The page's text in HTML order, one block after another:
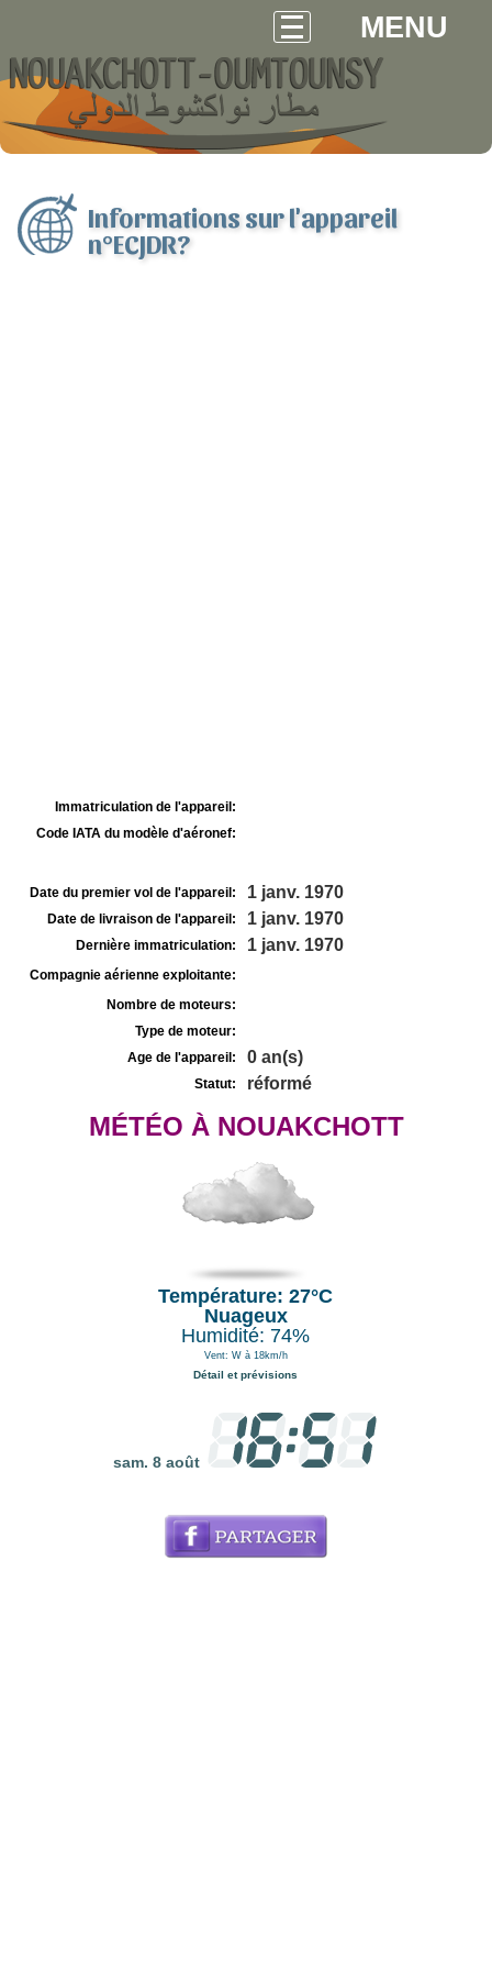
MENU
Informations sur l'appareil
n°ECJDR?
Immatriculation de l'appareil:
Code IATA du modèle d'aéronef:
Date du premier vol de l'appareil: 1 janv. 1970
Date de livraison de l'appareil: 1 janv. 1970
Dernière immatriculation: 1 janv. 1970
Compagnie aérienne exploitante:
Nombre de moteurs:
Type de moteur:
Age de l'appareil:
0 an(s)
Statut: réformé
MÉTÉO À NOUAKCHOTT
Température: 27°C
Nuageux
Humidité: 74%
Vent: W à 18km/h
Détail et prévisions
sam. 8 août